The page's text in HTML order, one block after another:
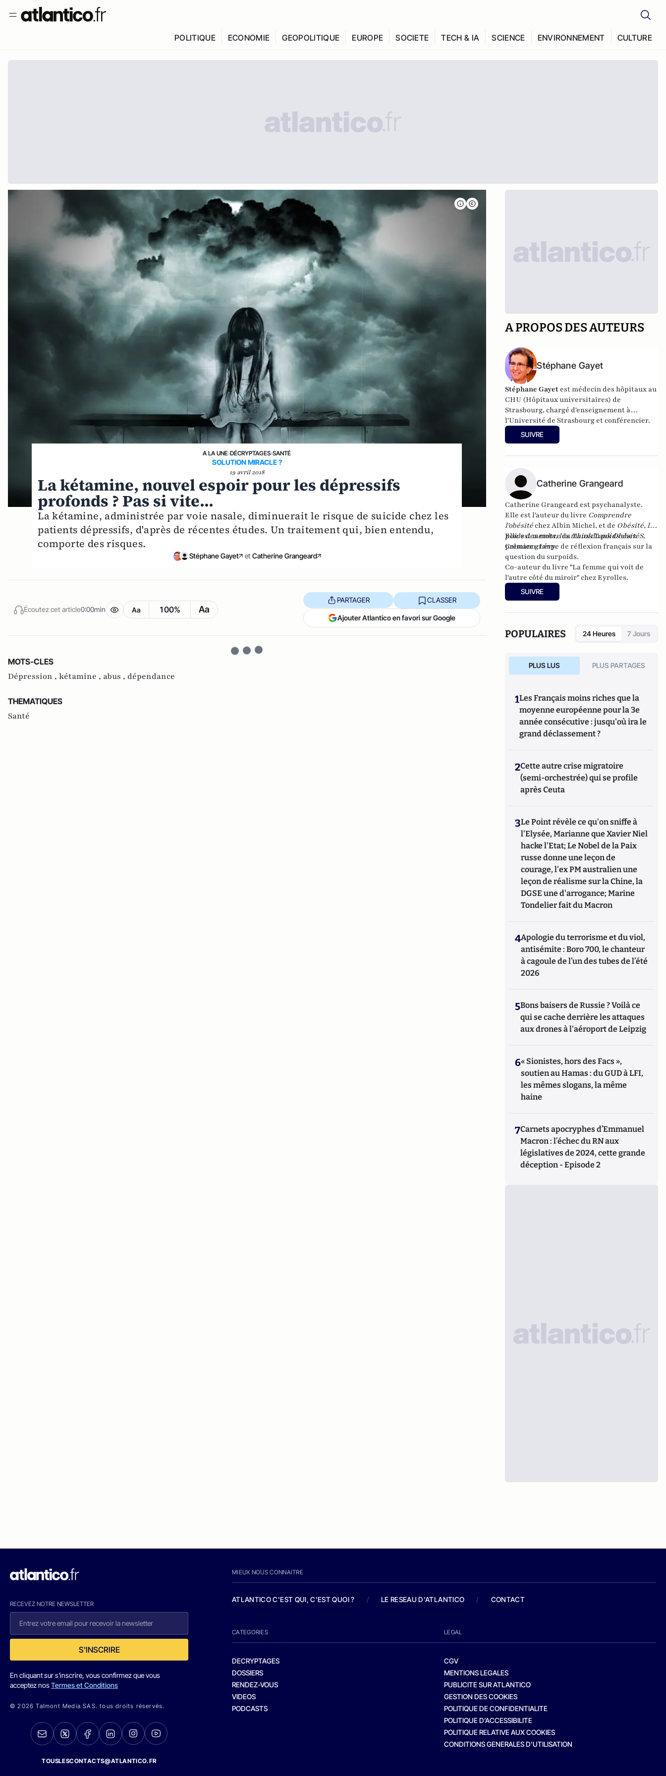
POLITIQUE ECONOMIE GEOPOLITIQUE EUROPE SOCIETE TECH & IA SCIENCE ENVIRONNEMENT CULTURE
A LA UNE›DÉCRYPTAGES›SANTÉ
SOLUTION MIRACLE ?
19 avril 2018
La kétamine, nouvel espoir pour les dépressifs
profonds ? Pas si vite...
La kétamine, administrée par voie nasale, diminuerait le risque de suicide chez les
patients dépressifs, d'après de récentes études. Un traitement qui, bien entendu,
comporte des risques.
Stéphane Gayet et Catherine Grangeard
Écoutez cet article0:00min Aa 100% Aa
PARTAGER CLASSER
Ajouter Atlantico en favori sur Google
MOTS-CLES
Dépression , kétamine , abus , dépendance
THEMATIQUES
Santé
A PROPOS DES AUTEURS
Stéphane Gayet
Stéphane Gayet est médecin des hôpitaux au
CHU (Hôpitaux universitaires) de
Strasbourg, chargé d'enseignement à
l'Université de Strasbourg et conférencier.
SUIVRE
Catherine Grangeard
Catherine Grangeard est psychanalyste.
Elle est l'auteur du livre Comprendre
l'obésitéchez Albin Michel, et de Obésité, le
poids des mots, les maux du poidschez
Calmann-Lévy.
Elle est membre duThink Tank ObésitéS,
premier groupe de réflexion français sur la
question du surpoids.
Co-auteur du livre "La femme qui voit de
l'autre côté du miroir" chez Eyrolles.
SUIVRE
POPULAIRES 24 Heures 7 Jours
PLUS LUS PLUS PARTAGES
1Les Français moins riches que la
moyenne européenne pour la 3e
année consécutive : jusqu'où ira le
grand déclassement ?
2Cette autre crise migratoire
(semi-orchestrée) qui se profile
après Ceuta
3Le Point révèle ce qu'on sniffe à
l'Elysée, Marianne que Xavier Niel
hacke l'Etat; Le Nobel de la Paix
russe donne une leçon de
courage, l'ex PM australien une
leçon de réalisme sur la Chine, la
DGSE une d'arrogance; Marine
Tondelier fait du Macron
4Apologie du terrorisme et du viol,
antisémite : Boro 700, le chanteur
à cagoule de l’un des tubes de l’été
2026
5Bons baisers de Russie ? Voilà ce
qui se cache derrière les attaques
aux drones à l'aéroport de Leipzig
6« Sionistes, hors des Facs »,
soutien au Hamas : du GUD à LFI,
les mêmes slogans, la même
haine
7Carnets apocryphes d’Emmanuel
Macron : l’échec du RN aux
législatives de 2024, cette grande
déception - Episode 2
RECEVEZ NOTRE NEWSLETTER
S'INSCRIRE
En cliquant sur s'inscrire, vous confirmez que vous
acceptez nosTermes et Conditions
© 2026 Talmont Media SAS. tous droits réservés.
TOUSLESCONTACTS@ATLANTICO.FR
MIEUX NOUS CONNAITRE
ATLANTICO C'EST QUI, C'EST QUOI ? / LE RESEAU D'ATLANTICO / CONTACT
CATEGORIES
DECRYPTAGES
DOSSIERS
RENDEZ-VOUS
VIDEOS
PODCASTS
LEGAL
CGV
MENTIONS LEGALES
PUBLICITE SUR ATLANTICO
GESTION DES COOKIES
POLITIQUE DE CONFIDENTIALITE
POLITIQUE D’ACCESSIBILITE
POLITIQUE RELATIVE AUX COOKIES
CONDITIONS GENERALES D’UTILISATION